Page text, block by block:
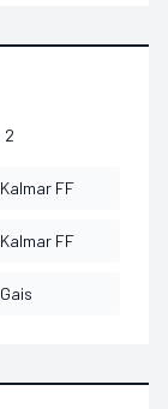
2
Kalmar FF
Kalmar FF
Gais